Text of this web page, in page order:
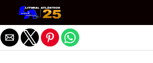
Salir de la versión móvil